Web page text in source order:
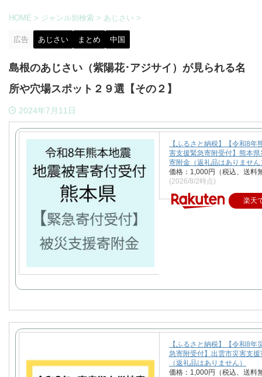
HOME > ジャンル別検索 > あじさい >
広告 あじさい まとめ 中国
島根のあじさい（紫陽花･アジサイ）が見られる名
所や穴場スポット２９選【その２】
2024年7月11日
【ふるさと納税】【令和8年
害支援緊急寄附受付】熊本県
寄附金（返礼品はありません
価格：1,000円（税込、送料
(2026/8/2時点)
楽天
【ふるさと納税】【令和8年
急寄附受付】出雲市災害支援
（返礼品はありません）
価格：1,000円（税込、送料